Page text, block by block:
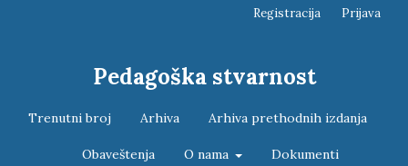
Pedagoška stvarnost
Trenutni broj Arhiva Arhiva prethodnih izdanja
Obaveštenja O nama Dokumenti
Registracija Prijava